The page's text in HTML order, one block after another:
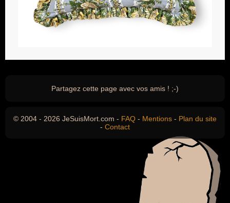
Partagez cette page avec vos amis ! ;-)
© 2004 - 2026 JeSuisMort.com - FAQ - Mentions - Plan du site
- Contact